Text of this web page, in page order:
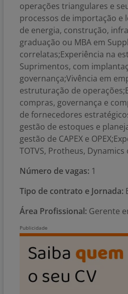
operações triangulares e
processos de importação e
de energia, construção,
graduação ou MBA em
correlatas;Experiência na
Suprimentos, com
governança;Vivência em
estruturação de
compras, governança e
de fornecedores
gestão de estoques e
gestão de CAPEX e
TOTVS, Protheus,
Número de vagas: 1
Tipo de contrato e Jornada:
Área Profissional: Gerente